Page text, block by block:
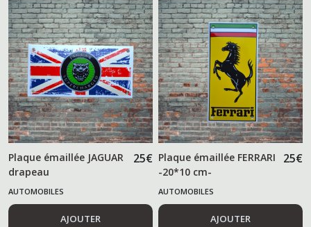
Plaque émaillée JAGUAR
drapeau
25€
AUTOMOBILES
AJOUTER
Plaque émaillée FERRARI
-20*10 cm-
25€
AUTOMOBILES
AJOUTER